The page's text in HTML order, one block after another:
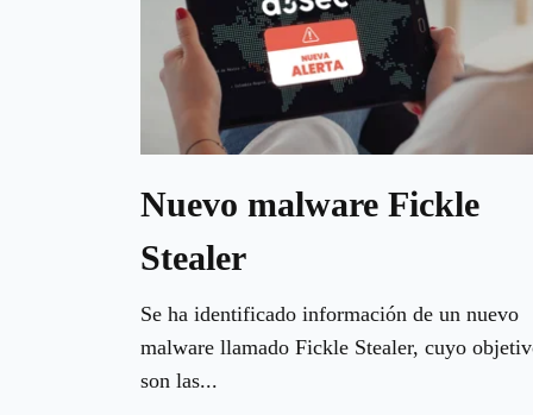
Nuevo malware Fickle
Stealer
Se ha identificado información de un nuevo
malware llamado Fickle Stealer, cuyo
son las...